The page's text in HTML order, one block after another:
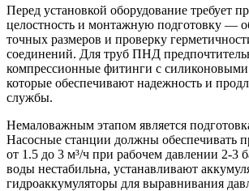
Перед установкой оборудование требует
целостность и монтажную подготовку —
точных размеров и проверку
соединений. Для труб ПНД
компрессионные фитинги с
которые обеспечивают надежность и
службы.
Немаловажным этапом является
Насосные станции должны обеспечивать
от 1.5 до 3 м³/ч при рабочем давлении 2-3
воды нестабильна, устанавливают
гидроаккумуляторы для выравнивания